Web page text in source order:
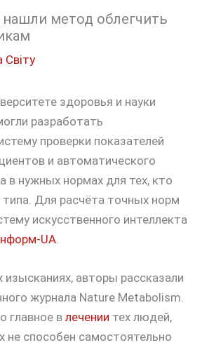
метод облегчить
Світу
здоровья и науки
разработать
проверки показателей
и автоматического
в нужных нормах для тех, кто
Для расчёта точных норм
искусственного интеллекта
UA
авторы рассказали
журнала Nature Metabolism.
главное в лечении тех людей,
не способен самостоятельно